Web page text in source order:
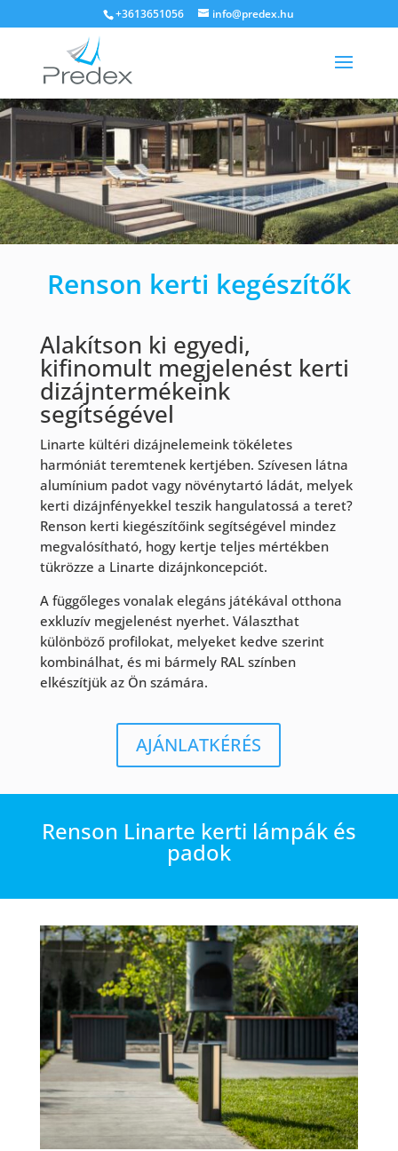
+3613651056 info@predex.hu
Renson kerti kegészítők
Alakítson ki egyedi,
kifinomult megjelenést kerti
dizájntermékeink
segítségével
Linarte kültéri dizájnelemeink tökéletes
harmóniát teremtenek kertjében. Szívesen látna
alumínium padot vagy növénytartó ládát, melyek
kerti dizájnfényekkel teszik hangulatossá a teret?
Renson kerti kiegészítőink segítségével mindez
megvalósítható, hogy kertje teljes mértékben
tükrözze a Linarte dizájnkoncepciót.
A függőleges vonalak elegáns játékával otthona
exkluzív megjelenést nyerhet. Választhat
különböző profilokat, melyeket kedve szerint
kombinálhat, és mi bármely RAL színben
elkészítjük az Ön számára.
AJÁNLATKÉRÉS
Renson Linarte kerti lámpák és
padok